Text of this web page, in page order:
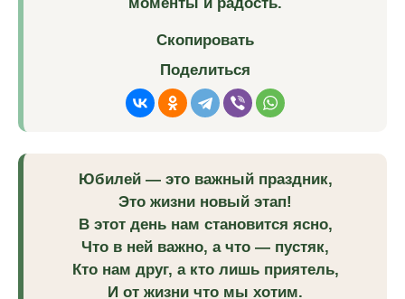
Скопировать
Поделиться
Юбилей — это важный праздник,
Это жизни новый этап!
В этот день нам становится ясно,
Что в ней важно, а что — пустяк,
Кто нам друг, а кто лишь приятель,
И от жизни что мы хотим.